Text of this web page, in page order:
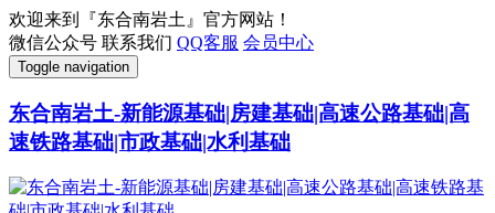
欢迎来到『东合南岩土』官方网站！
微信公众号 联系我们 QQ客服 会员中心
Toggle navigation
东合南岩土-新能源基础|房建基础|高速公路基础|高
速铁路基础|市政基础|水利基础